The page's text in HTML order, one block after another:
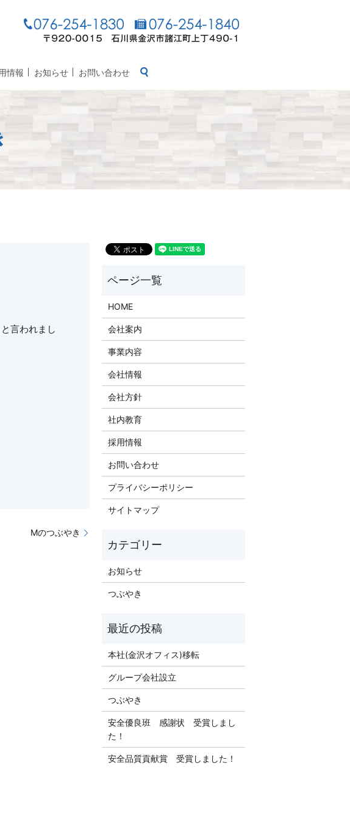
情報 お知らせ お問い合わせ
言われまし
Mのつぶやき
HOME
会社案内
事業内容
会社情報
会社方針
社内教育
採用情報
お問い合わせ
プライバシーポリシー
サイトマップ
お知らせ
つぶやき
本社(金沢オフィス)移転
グループ会社設立
つぶやき
安全優良班 感謝状 受賞しまし
た！
安全品質貢献賞 受賞しました！